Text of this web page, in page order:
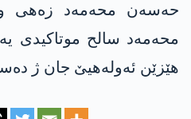
حه‌سه‌ن محه‌مه‌د
محه‌مه‌د سالح موتاكیدی
هێزێن ئه‌وله‌هیێ جان ژ